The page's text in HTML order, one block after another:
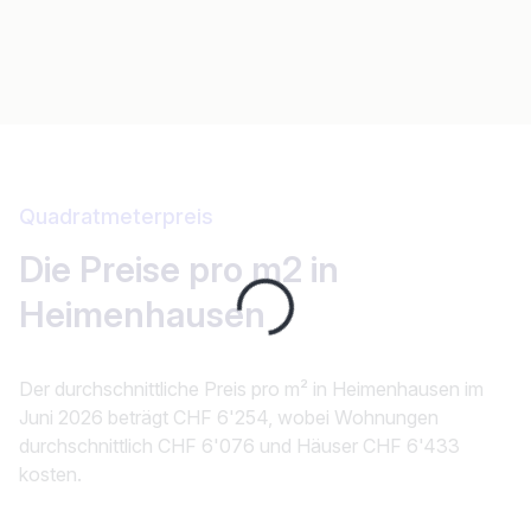
Loading...
Quadratmeterpreis
Die Preise pro m2 in
Heimenhausen
Der durchschnittliche Preis pro m² in Heimenhausen im
Juni 2026 beträgt CHF 6'254, wobei Wohnungen
durchschnittlich CHF 6'076 und Häuser CHF 6'433
kosten.